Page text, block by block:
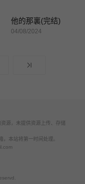
他的那裏(完结)
04/08/2024
源，未提供资源上传、存储
本站将第一时间处理。